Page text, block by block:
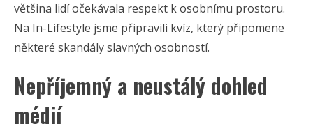
většina lidí očekávala respekt k osobnímu prostoru.
Na In-Lifestyle jsme připravili kvíz, který připomene
některé skandály slavných osobností.
Nepříjemný a neustálý dohled
médií